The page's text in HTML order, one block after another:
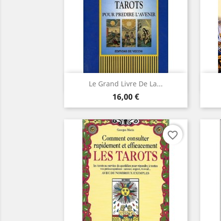
Le Grand Livre De La...
Prix
16,00 €
Aperçu rapide
favorite_border